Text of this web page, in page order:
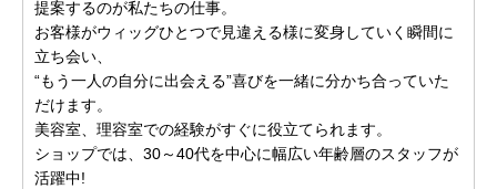
提案するのが私たちの仕事。
お客様がウィッグひとつで見違える様に変身していく瞬間に
立ち会い、
“もう一人の自分に出会える”喜びを一緒に分かち合っていた
だけます。
美容室、理容室での経験がすぐに役立てられます。
ショップでは、30～40代を中心に幅広い年齢層のスタッフが
活躍中!